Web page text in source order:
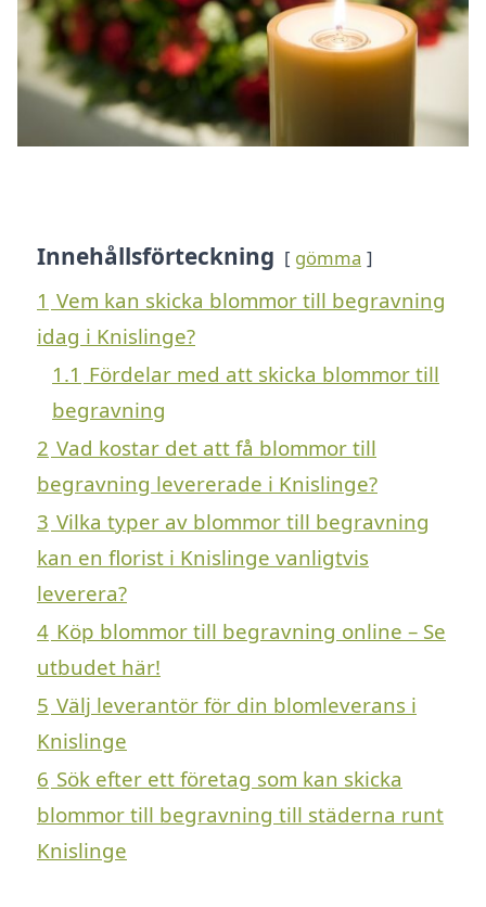
Innehållsförteckning gömma
1 Vem kan skicka blommor till begravning
idag i Knislinge?
1.1 Fördelar med att skicka blommor till
begravning
2 Vad kostar det att få blommor till
begravning levererade i Knislinge?
3 Vilka typer av blommor till begravning
kan en florist i Knislinge vanligtvis
leverera?
4 Köp blommor till begravning online – Se
utbudet här!
5 Välj leverantör för din blomleverans i
Knislinge
6 Sök efter ett företag som kan skicka
blommor till begravning till städerna runt
Knislinge